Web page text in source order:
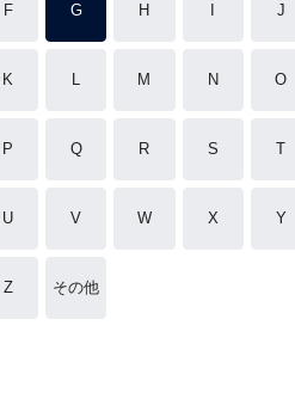
F G H J
K L M N O
P Q R S T
U V W X Y
Z その他